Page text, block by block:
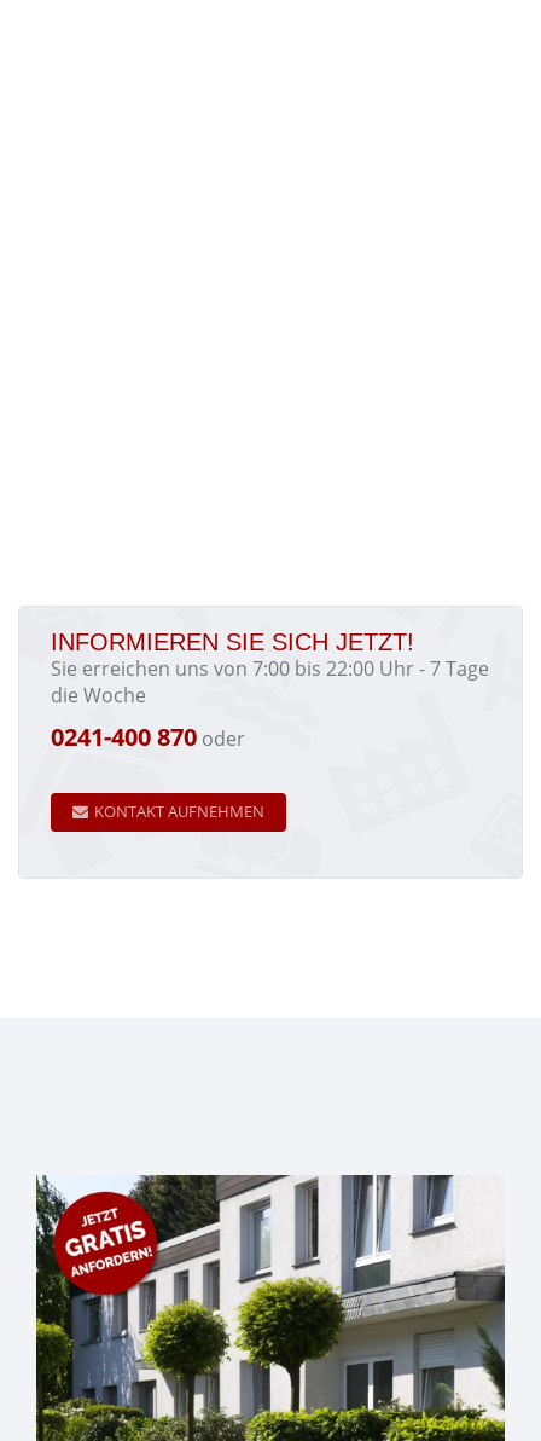
INFORMIEREN SIE SICH JETZT!
Sie erreichen uns von 7:00 bis 22:00 Uhr - 7 Tage
die Woche
0241-400 870 oder
KONTAKT AUFNEHMEN